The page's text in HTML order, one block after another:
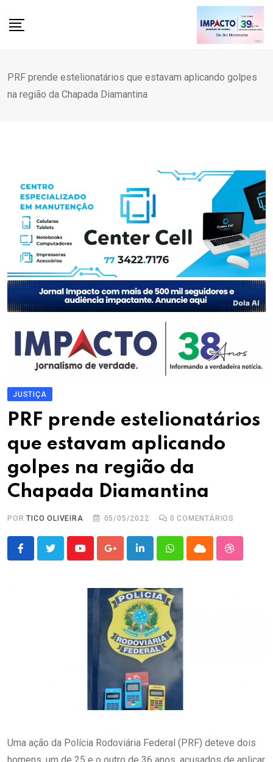
PRF prende estelionatários que estavam aplicando golpes
na região da Chapada Diamantina
JUSTIÇA
PRF prende estelionatários
que estavam aplicando
golpes na região da
Chapada Diamantina
PORTICO OLIVEIRA 05/05/2022 0 COMENTÁRIOS
YoutubeGoogle+LinkedInWhatsappCloud
Uma ação da Polícia Rodoviária Federal (PRF) deteve dois